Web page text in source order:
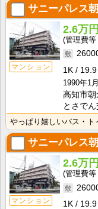
サニーパレス
マンション
2.6万円
1K
19.9
1990年1月
高知市朝
とさで
サニーパレス
マンション
2.6万円
1K
19.9